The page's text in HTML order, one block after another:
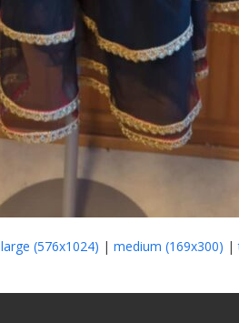
large (576x1024) | medium (169x300) |